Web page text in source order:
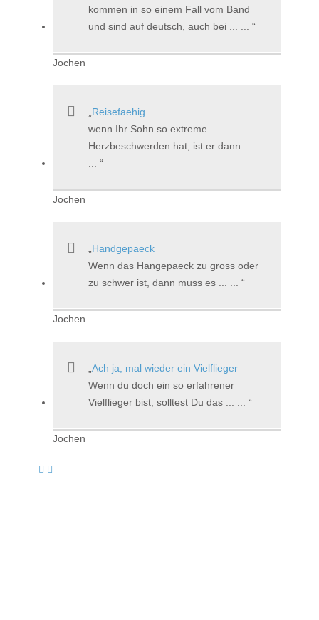
kommen in so einem Fall vom Band
und sind auf deutsch, auch bei ... ...
Jochen
Reisefaehig
wenn Ihr Sohn so extreme
Herzbeschwerden hat, ist er dann ...
Jochen
Handgepaeck
Wenn das Hangepaeck zu gross oder
zu schwer ist, dann muss es ... ...
Jochen
Ach ja, mal wieder ein Vielflieger
Wenn du doch ein so erfahrener
Vielflieger bist, solltest Du das ... ...
Jochen